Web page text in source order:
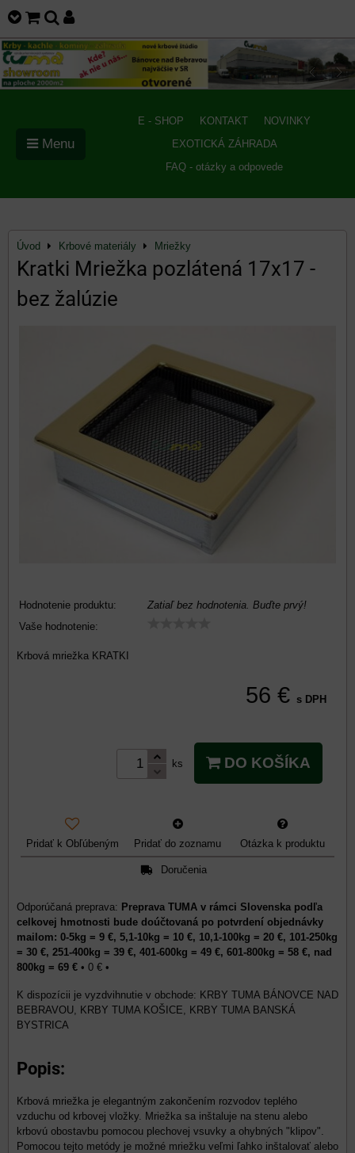
E - SHOP KONTAKT
NOVINKY
EXOTICKÁ ZÁHRADA
FAQ - otázky a odpovede
Menu
Úvod Krbové materiály Mriežky
Kratki Mriežka pozlátená 17x17 -
bez žalúzie
Hodnotenie produktu:
Zatiaľ bez hodnotenia. Buďte prvý!
Vaše hodnotenie:
Krbová mriežka KRATKI
56 € s DPH
ks DO KOŠÍKA
Pridať k Obľúbeným Pridať do zoznamu Otázka k produktu
Doručenia
Preprava TUMA v rámci Slovenska podľa
celkovej hmotnosti bude doúčtovaná po potvrdení objednávky
mailom: 0-5kg = 9 €, 5,1-10kg = 10 €, 10,1-100kg = 20 €, 101-250kg
= 30 €, 251-400kg = 39 €, 401-600kg = 49 €, 601-800kg = 58 €, nad
800kg = 69 € • 0 € •
KRBY TUMA BÁNOVCE NAD
BEBRAVOU, KRBY TUMA KOŠICE, KRBY TUMA BANSKÁ
BYSTRICA
Popis:
Krbová mriežka je elegantným zakončením rozvodov teplého
vzduchu od krbovej vložky. Mriežka sa inštaluje na stenu alebo
krbovú obostavbu pomocou plechovej vsuvky a ohybných "klipov".
Pomocou tejto metódy je možné mriežku veľmi ľahko inštalovať alebo